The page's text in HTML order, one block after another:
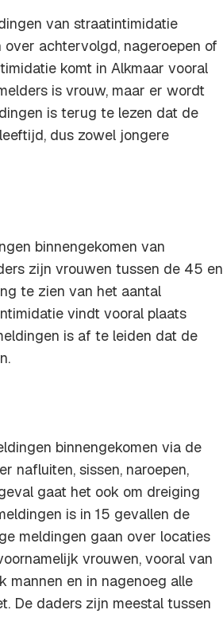
van straatintimidatie
over achtervolgd, nageroepen of
komt in Alkmaar vooral
is vrouw, maar er wordt
is terug te lezen dat de
dus zowel jongere
binnengekomen van
zijn vrouwen tussen de 45 en
te zien van het aantal
vindt vooral plaats
is af te leiden dat de
binnengekomen via de
nafluiten, sissen, naroepen,
gaat het ook om dreiging
is in 15 gevallen de
meldingen gaan over locaties
vrouwen, vooral van
mannen en in nagenoeg alle
De daders zijn meestal tussen